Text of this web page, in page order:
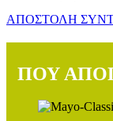
ΑΠΟΣΤΟΛΗ
ΠΟΥ